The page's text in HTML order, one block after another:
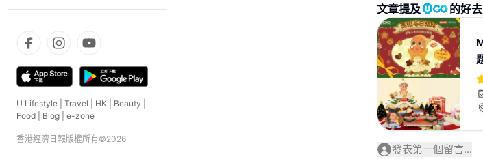
U Lifestyle Travel HK Beauty
Food
Blog e-zone
香港經濟日報版權所有©2026
文章提及 的好
發表第一個留言...